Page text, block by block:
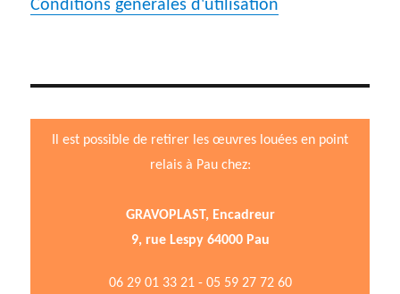
Conditions générales d'utilisation
Il est possible de retirer les œuvres louées en point
relais à Pau chez:
GRAVOPLAST, Encadreur
9, rue Lespy 64000 Pau
06 29 01 33 21 - 05 59 27 72 60